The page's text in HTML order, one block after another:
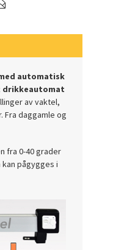
automatisk
drikkeautomat
av vaktel,
Fra daggamle og
fra 0-40 grader
kan pågygges i